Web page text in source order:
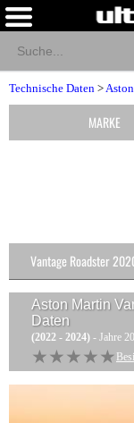
Technische Daten >
Aston Martin
Daten
(2022 - 2024) - Jahre
★★★★★
★★★★★
MARKE
Vantage Roadster